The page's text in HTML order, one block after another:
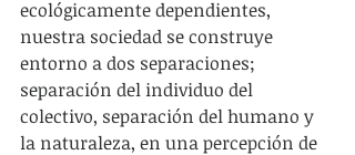
ecológicamente dependientes,
nuestra sociedad se construye
entorno a dos separaciones;
separación del individuo del
colectivo, separación del humano y
la naturaleza, en una percepción de